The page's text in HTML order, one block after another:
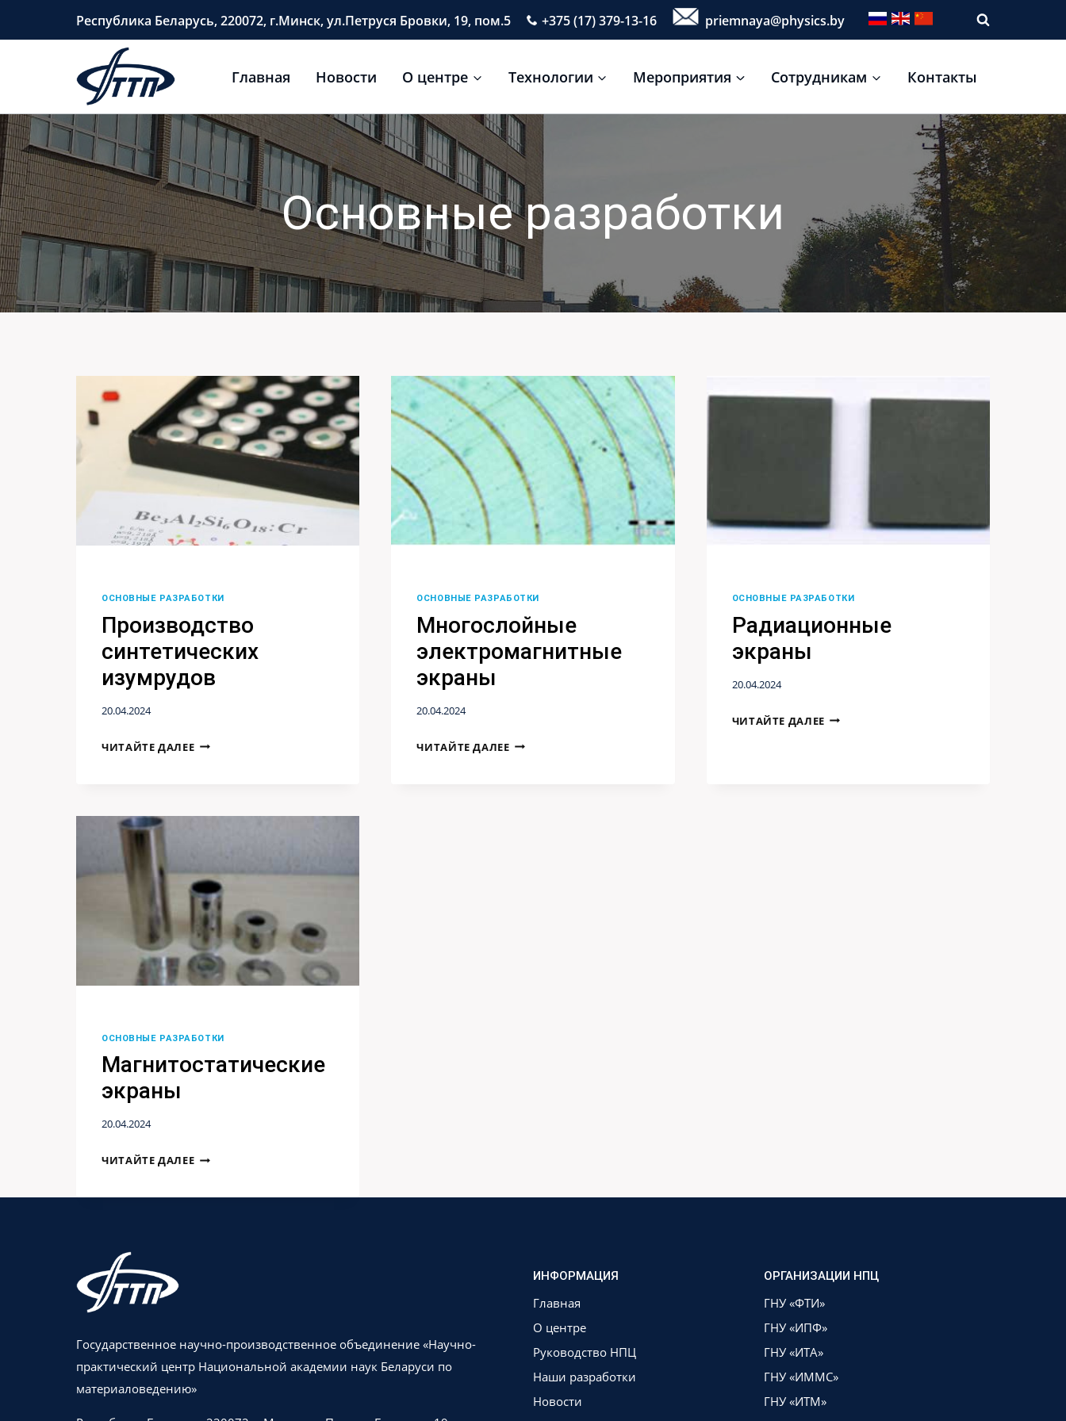
к
Республика Беларусь, 220072, г.Минск, ул.Петруся Бровки, 19, пом.5 +375 (17) 379-13-16 priemnaya@physics.by
Главная Новости О центре Технологии Мероприятия Сотрудникам Контакты
Основные разработки
ОСНОВНЫЕ РАЗРАБОТКИ
Производство
синтетических
изумрудов
20.04.2024
ЧИТАЙТЕ ДАЛЕЕПРОИЗВОДСТВО
ОСНОВНЫЕ РАЗРАБОТКИ
Многослойные
электромагнитные
экраны
20.04.2024
ЧИТАЙТЕ ДАЛЕЕМНОГОСЛОЙНЫЕ
ОСНОВНЫЕ РАЗРАБОТКИ
Радиационные
экраны
20.04.2024
ЧИТАЙТЕ ДАЛЕЕРАДИАЦИОННЫЕ
ОСНОВНЫЕ РАЗРАБОТКИ
Магнитостатические
экраны
20.04.2024
ЧИТАЙТЕ ДАЛЕЕМАГНИТОСТАТИЧЕСКИЕ
Государственное научно-производственное объединение «Научно-
практический центр Национальной академии наук Беларуси по
материаловедению»
ИНФОРМАЦИЯ
Главная
О центре
Руководство НПЦ
Наши разработки
Новости
ОРГАНИЗАЦИИ НПЦ
ГНУ «ФТИ»
ГНУ «ИПФ»
ГНУ «ИТА»
ГНУ «ИММС»
ГНУ «ИТМ»